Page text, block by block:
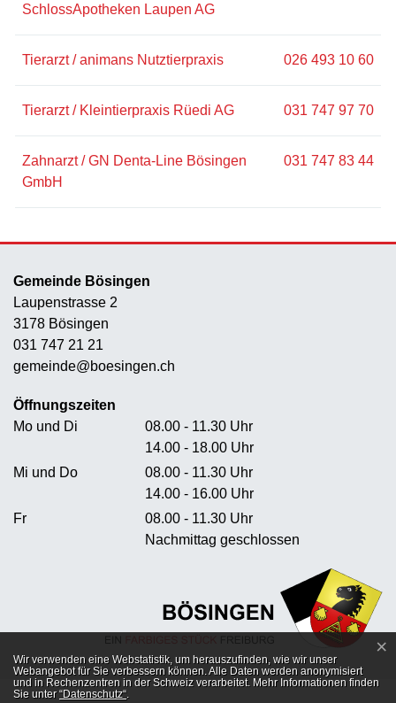
SchlossApotheken Laupen AG
Tierarzt / animans Nutztierpraxis 026 493 10 60
Tierarzt / Kleintierpraxis Rüedi AG 031 747 97 70
Zahnarzt / GN Denta-Line Bösingen
GmbH
031 747 83 44
Gemeinde Bösingen
Laupenstrasse 2
3178 Bösingen
031 747 21 21
gemeinde@boesingen.ch
Öffnungszeiten
Mo und Di
08.00 - 11.30 Uhr
14.00 - 18.00 Uhr
Mi und Do
08.00 - 11.30 Uhr
14.00 - 16.00 Uhr
Fr
08.00 - 11.30 Uhr
Nachmittag geschlossen
Webstatistik
Wir verwenden eine Webstatistik, um herauszufinden, wie wir unser
Webangebot für Sie verbessern können. Alle Daten werden anonymisiert
und in Rechenzentren in der Schweiz verarbeitet. Mehr Informationen finden
Sie unter“Datenschutz“.
×